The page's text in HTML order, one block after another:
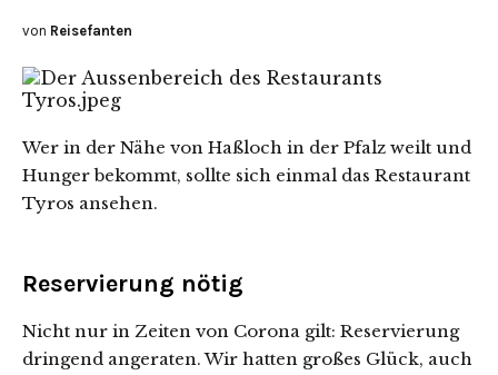
von Reisefanten
Wer in der Nähe von Haßloch in der Pfalz weilt und
Hunger bekommt, sollte sich einmal das Restaurant
Tyros ansehen.
Reservierung nötig
Nicht nur in Zeiten von Corona gilt: Reservierung
dringend angeraten. Wir hatten großes Glück, auch